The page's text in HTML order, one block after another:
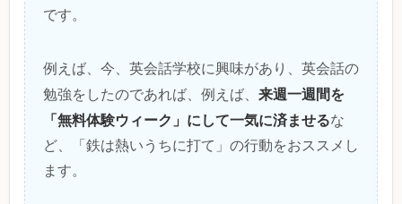
です。
例えば、今、英会話学校に興味があり、英会話の
勉強をしたのであれば、例えば、 来週一週間を
「無料体験ウィーク」にして一気に済ませるな
ど、「鉄は熱いうちに打て」の行動をおススメし
ます。